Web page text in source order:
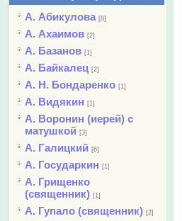
А. Абикулова [8]
А. Ахаимов [2]
А. Базанов [1]
А. Байкалец [2]
А. Н. Бондаренко [1]
А. Видякин [1]
А. Воронин (иерей) с
матушкой [3]
А. Галицкий [6]
А. Государкин [1]
А. Грищенко
(священник) [1]
А. Гупало (священник) [2]